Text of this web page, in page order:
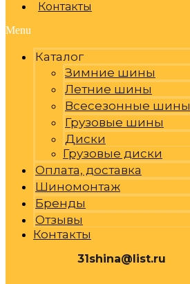
Контакты
Menu
Каталог
Зимние шины
Летние шины
Всесезонные шины
Грузовые шины
Диски
Грузовые диски
Оплата, доставка
Шиномонтаж
Бренды
Отзывы
Контакты
31shina@list.ru